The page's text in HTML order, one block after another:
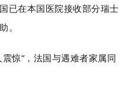
已在本国医院接收部分瑞士
。
惊”，法国与遇难者家属同